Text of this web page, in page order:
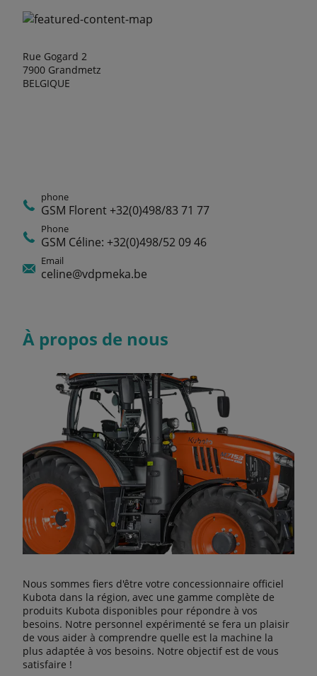
Rue Gogard 2
7900 Grandmetz
BELGIQUE
phone
GSM Florent +32(0)498/83 71 77
Phone
GSM Céline: +32(0)498/52 09 46
Email
celine@vdpmeka.be
À propos de nous
Nous sommes fiers d'être votre concessionnaire officiel
Kubota dans la région, avec une gamme complète de
produits Kubota disponibles pour répondre à vos
besoins. Notre personnel expérimenté se fera un plaisir
de vous aider à comprendre quelle est la machine la
plus adaptée à vos besoins. Notre objectif est de vous
satisfaire !